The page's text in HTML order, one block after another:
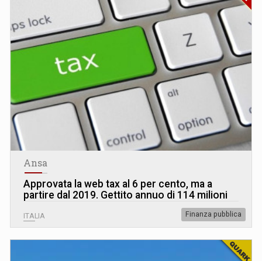
Ansa
Approvata la web tax al 6 per cento, ma a
partire dal 2019. Gettito annuo di 114 milioni
ITALIA Finanza pubblica